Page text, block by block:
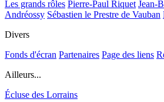
Les grands rôles Pierre-Paul Riquet Jean-
Andréossy Sébastien le Prestre de Vauban
Divers
Fonds d'écran Partenaires Page des liens
Ailleurs...
Écluse des Lorrains